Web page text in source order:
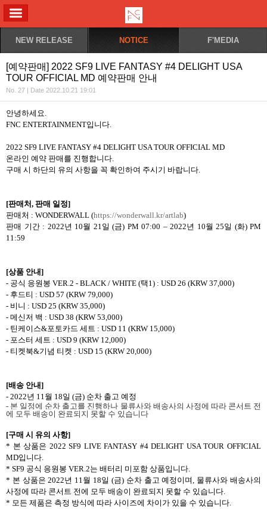
NEW RELEASE NOTICE F'MEDIA
[예약판매] 2022 SF9 LIVE FANTASY #4 DELIGHT USA
TOUR OFFICIAL MD 예약판매 안내
No. 27 | Date 2022.10.21 19:01
안녕하세요.
FNC ENTERTAINMENT입니다.
2022 SF9 LIVE FANTASY #4 DELIGHT USA TOUR OFFICIAL MD
온라인 예약 판매를 진행합니다.
구매 시 하단의 유의 사항을 꼭 확인하여 주시기 바랍니다.
[판매처 , 판매 일정]
판매처 : WONDERWALL (https://wonderwall.kr/artlab)
판매 기간: 2022년 10월 21일 (금) PM 07:00 – 2022년 10월 25일 (화) PM
11:59
[상품 안내]
- 공식 응원봉 VER.2 - BLACK / WHITE (택 1) : USD 26 (KRW 37,000)
- 후드티 : USD 57 (KRW 79,000)
- 비니 : USD 25 (KRW 35,000)
- 메신저 백 : USD 38 (KRW 53,000)
- 틴케이스&포토카드 세트 : USD 11 (KRW 15,000)
- 포스터 세트 : USD 9 (KRW 12,000)
- 티켓북&기념 티켓 : USD 15 (KRW 20,000)
[배송 안내]
- 2022년 11월 18일 (금) 순차 출고 예정
- 본 일정에 순차 출고를 진행하나 물류사와 배송사의 사정에 따라 콘서트 전
에 모두 배송이 완료되지 못할 수 있습니다
[구매 시 유의 사항]
* 본 상품은 2022 SF9 LIVE FANTASY #4 DELIGHT USA TOUR OFFICIAL
MD입니다.
* SF9 공식 응원봉 VER.2는 배터리 미포함 상품입니다.
* 본 상품은2022년 11월 18일 (금) 순차 출고 예정이며, 물류사와 배송사의
사정에 따라 콘서트 전에 모두 배송이 완료되지 못할 수 있습니다.
* 모든 제품은 측정 방식에 따라 사이즈에 차이가 있을 수 있습니다.